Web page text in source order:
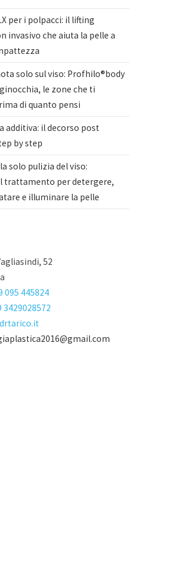
per i polpacci: il lifting
invasivo che aiuta la pelle a
solo sul viso: Profhilo®body
le zone che ti
di quanto pensi
additiva: il decorso post
by step
solo pulizia del viso:
trattamento per detergere,
e illuminare la pelle
52
095 445824
3429028572